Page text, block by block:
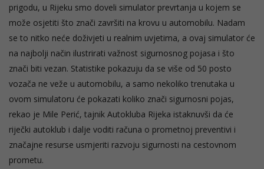
prigodu, u Rijeku smo doveli simulator prevrtanja u kojem se
može osjetiti što znači završiti na krovu u automobilu. Nadam
se to nitko neće doživjeti u realnim uvjetima, a ovaj simulator će
na najbolji način ilustrirati važnost sigurnosnog pojasa i što
znači biti vezan. Statistike pokazuju da se više od 50 posto
vozača ne veže u automobilu, a samo nekoliko trenutaka u
ovom simulatoru će pokazati koliko znači sigurnosni pojas,
rekao je Mile Perić, tajnik Autokluba Rijeka istaknuvši da će
riječki autoklub i dalje voditi računa o prometnoj preventivi i
značajne resurse usmjeriti razvoju sigurnosti na cestovnom
prometu.